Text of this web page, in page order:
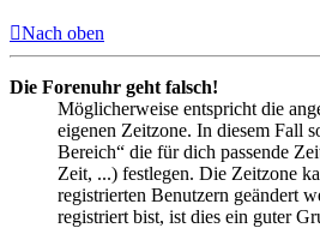
Nach oben
Die Forenuhr geht falsch!
Möglicherweise entspricht die
eigenen Zeitzone. In diesem Fall
Bereich“ die für dich passende
Zeit, ...) festlegen. Die Zeitzone
registrierten Benutzern geändert
registriert bist, ist dies ein guter